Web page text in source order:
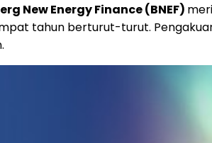
New Energy Finance (BNEF)
tahun berturut-turut.